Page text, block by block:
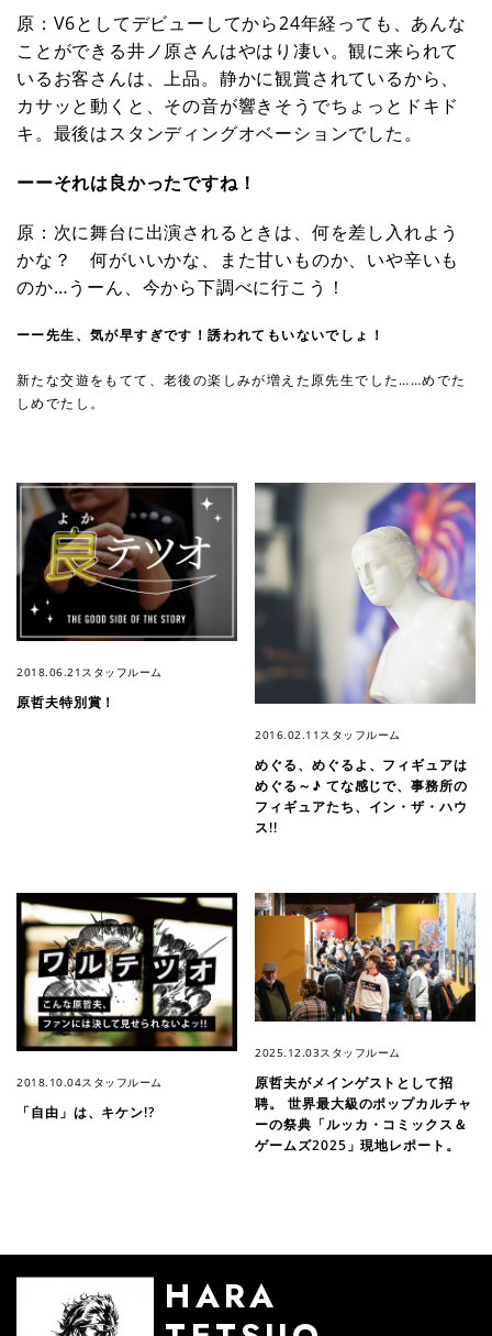
原：V6としてデビューしてから24年経っても、あんな
ことができる井ノ原さんはやはり凄い。観に来られて
いるお客さんは、上品。静かに観賞されているから、
カサッと動くと、その音が響きそうでちょっとドキド
キ。最後はスタンディングオベーションでした。
ーーそれは良かったですね！
原：次に舞台に出演されるときは、何を差し入れよう
かな？ 何がいいかな、また甘いものか、いや辛いも
のか…うーん、今から下調べに行こう！
ーー先生、気が早すぎです！誘われてもいないでしょ！
新たな交遊をもてて、老後の楽しみが増えた原先生でした……めでた
しめでたし。
2018.06.21 スタッフルーム
原哲夫特別賞！
2016.02.11 スタッフルーム
めぐる、めぐるよ、フィギュアは
めぐる～♪ てな感じで、事務所の
フィギュアたち、イン・ザ・ハウ
ス!!
2018.10.04スタッフルーム
「自由」は、キケン!?
2025.12.03スタッフルーム
原哲夫がメインゲストとして招
聘。 世界最大級のポップカルチャ
ーの祭典「ルッカ・コミックス＆
ゲームズ2025」現地レポート。
HARA